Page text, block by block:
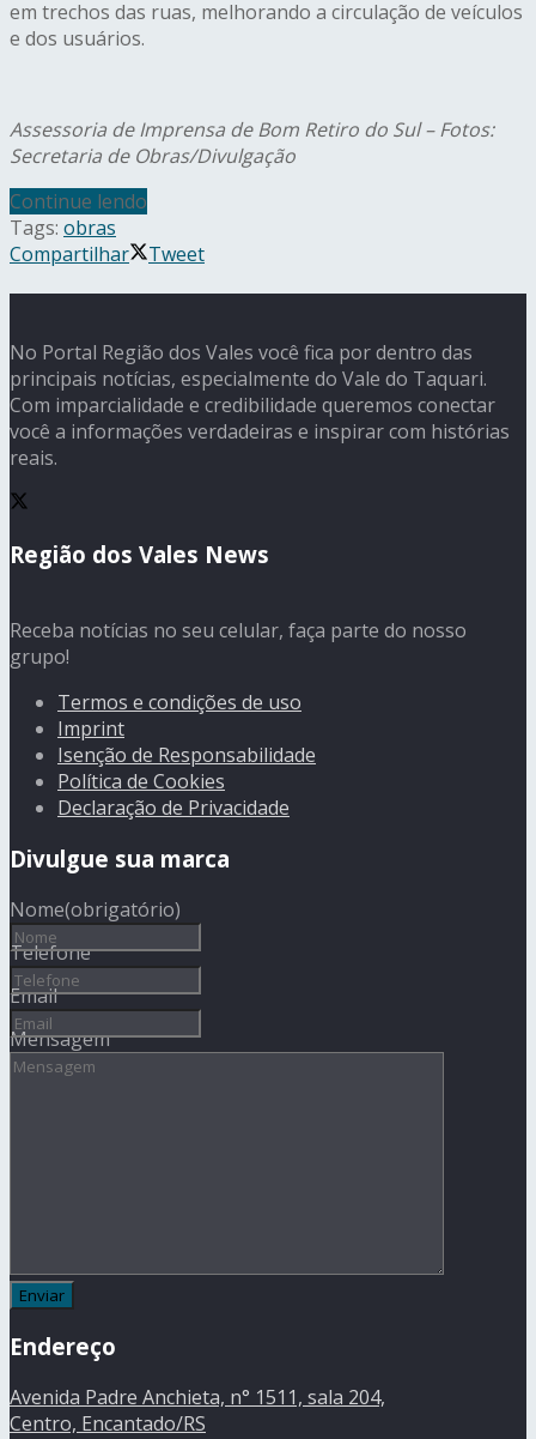
em trechos das ruas, melhorando a circulação de veículos
e dos usuários.
Assessoria de Imprensa de Bom Retiro do Sul – Fotos:
Secretaria de Obras/Divulgação
Continue lendo
Tags: obras
Compartilhar
Tweet
No Portal Região dos Vales você fica por dentro das
principais notícias, especialmente do Vale do Taquari.
Com imparcialidade e credibilidade queremos conectar
você a informações verdadeiras e inspirar com histórias
reais.
Região dos Vales News
Receba notícias no seu celular, faça parte do nosso
grupo!
Termos e condições de uso
Imprint
Isenção de Responsabilidade
Política de Cookies
Declaração de Privacidade
Divulgue sua marca
Nome(obrigatório)
Telefone
Email
Mensagem
Endereço
Avenida Padre Anchieta, n° 1511, sala 204,
Centro, Encantado/RS